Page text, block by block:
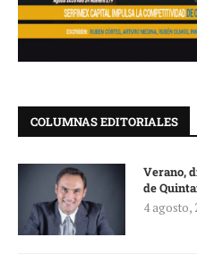
COLUMNAS EDITORIALES
Verano,
de
4 agosto,